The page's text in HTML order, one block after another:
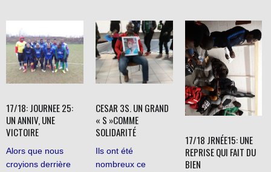
17/18: JOURNEE 25:
UN ANNIV, UNE
VICTOIRE
Alors que nous
croyions derrière
CESAR 3S. UN GRAND
« S »COMME
SOLIDARITÉ
Ils ont été
nombreux ce
17/18 JRNÉE15: UNE
REPRISE QUI FAIT DU
BIEN